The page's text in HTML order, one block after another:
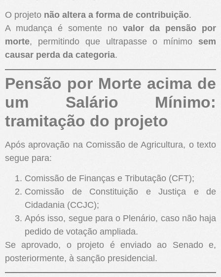
O projeto não altera a forma de contribuição.
A mudança é somente no valor da pensão por
morte, permitindo que ultrapasse o mínimo sem
causar perda da categoria.
Pensão por Morte acima de
um Salário Mínimo:
tramitação do projeto
Após aprovação na Comissão de Agricultura, o texto
segue para:
Comissão de Finanças e Tributação (CFT);
Comissão de Constituição e Justiça e de
Cidadania (CCJC);
Após isso, segue para o Plenário, caso não haja
pedido de votação ampliada.
Se aprovado, o projeto é enviado ao Senado e,
posteriormente, à sanção presidencial.